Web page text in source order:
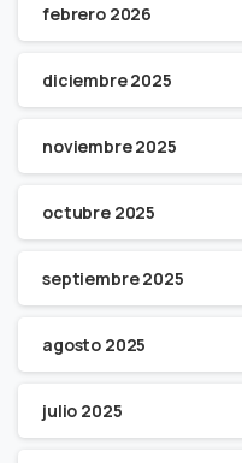
febrero 2026
diciembre 2025
noviembre 2025
octubre 2025
septiembre 2025
agosto 2025
julio 2025